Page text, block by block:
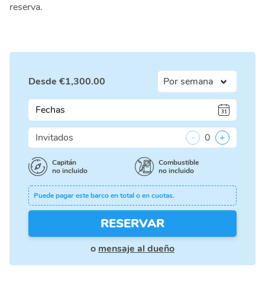
reserva.
Desde €1,300.00
Fechas
Invitados - 0 +
Capitán
no incluido
Combustible
no incluido
Puede pagar este barco en total o en cuotas.
RESERVAR
o mensaje al dueño